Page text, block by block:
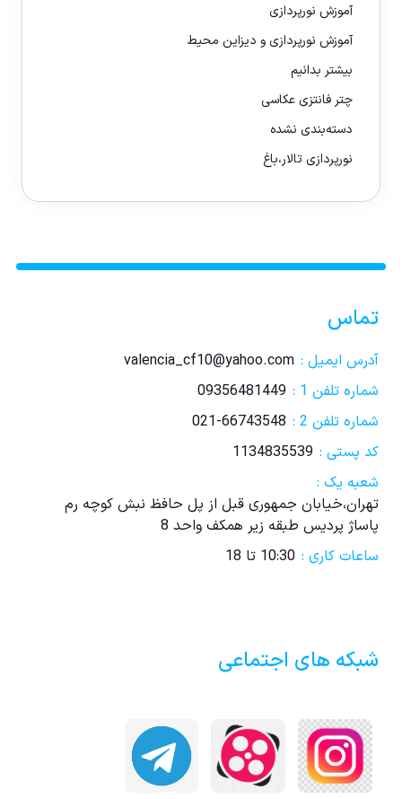
آموزش نورپردازی
آموزش نورپردازی و دیزاین محیط
بیشتر بدانیم
چتر فانتزی عکاسی
دسته‌بندی نشده
نورپردازی تالار،باغ
تماس
آدرس ایمیل : valencia_cf10@yahoo.com
شماره تلفن 1 :
09356481449
شماره تلفن 2 :
021-66743548
کد پستی : 1134835539
شعبه یک :
تهران،خیابان جمهوری قبل از پل حافظ نبش کوچه رم
پاساژ پردیس طبقه زیر همکف واحد 8
ساعات کاری : 10:30 تا 18
شبکه های اجتماعی